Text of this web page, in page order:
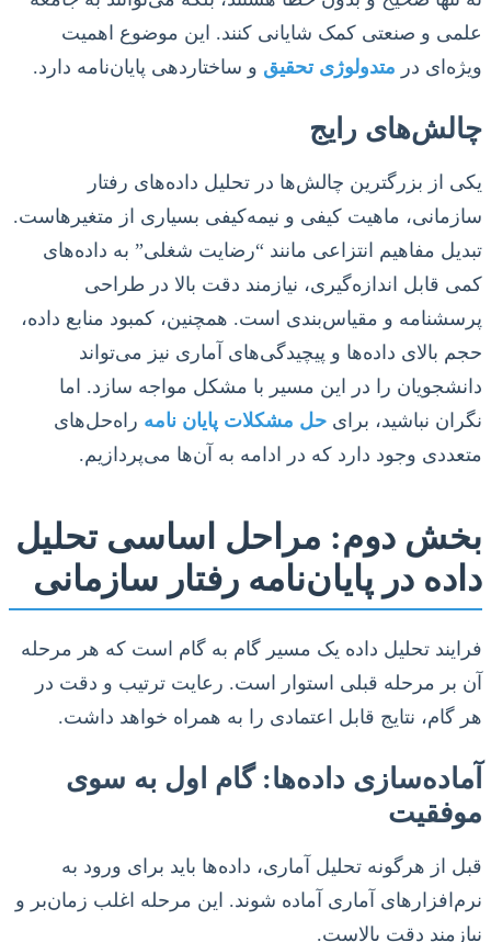
علمی و صنعتی کمک شایانی کنند. این موضوع اهمیت
ویژه‌ای در متدولوژی تحقیق و ساختاردهی پایان‌نامه دارد.
چالش‌های رایج
یکی از بزرگترین چالش‌ها در تحلیل داده‌های رفتار
سازمانی، ماهیت کیفی و نیمه‌کیفی بسیاری از متغیرهاست.
تبدیل مفاهیم انتزاعی مانند “رضایت شغلی” به داده‌های
کمی قابل اندازه‌گیری، نیازمند دقت بالا در طراحی
پرسشنامه و مقیاس‌بندی است. همچنین، کمبود منابع داده،
حجم بالای داده‌ها و پیچیدگی‌های آماری نیز می‌تواند
دانشجویان را در این مسیر با مشکل مواجه سازد. اما
نگران نباشید، برای حل مشکلات پایان نامه راه‌حل‌های
متعددی وجود دارد که در ادامه به آن‌ها می‌پردازیم.
بخش دوم: مراحل اساسی تحلیل
داده در پایان‌نامه رفتار سازمانی
فرایند تحلیل داده یک مسیر گام به گام است که هر مرحله
آن بر مرحله قبلی استوار است. رعایت ترتیب و دقت در
هر گام، نتایج قابل اعتمادی را به همراه خواهد داشت.
آماده‌سازی داده‌ها: گام اول به سوی
موفقیت
قبل از هرگونه تحلیل آماری، داده‌ها باید برای ورود به
نرم‌افزارهای آماری آماده شوند. این مرحله اغلب زمان‌بر و
نیازمند دقت بالاست.